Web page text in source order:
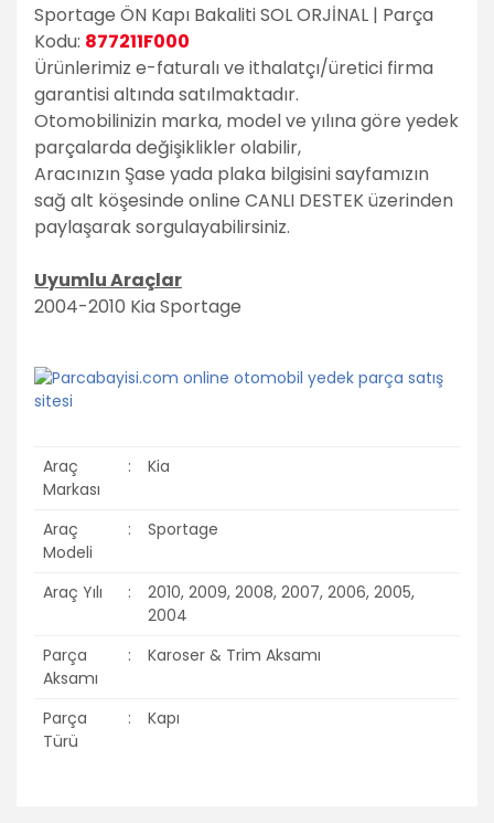
Sportage ÖN Kapı Bakaliti SOL ORJİNAL | Parça
Kodu: 877211F000
Ürünlerimiz e-faturalı ve ithalatçı/üretici firma
garantisi altında satılmaktadır.
Otomobilinizin marka, model ve yılına göre yedek
parçalarda değişiklikler olabilir,
Aracınızın Şase yada plaka bilgisini sayfamızın
sağ alt köşesinde online CANLI DESTEK üzerinden
paylaşarak sorgulayabilirsiniz.
Uyumlu Araçlar
2004-2010 Kia Sportage
Araç
Markası
: Kia
Araç
Modeli
: Sportage
Araç Yılı :
2010, 2009, 2008, 2007, 2006, 2005,
2004
Parça
Aksamı
: Karoser & Trim Aksamı
Parça
Türü
: Kapı